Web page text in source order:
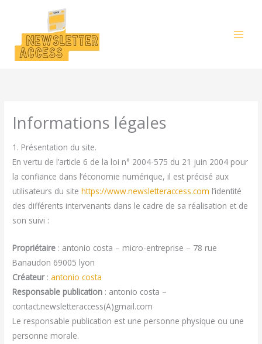
contenu
Informations légales
1. Présentation du site.
En vertu de l’article 6 de la loi n° 2004-575 du 21 juin 2004 pour
la confiance dans l’économie numérique, il est précisé aux
utilisateurs du sitehttps://www.newsletteraccess.com l’identité
des différents intervenants dans le cadre de sa réalisation et de
son suivi :
Propriétaire : antonio costa – micro-entreprise – 78 rue
Banaudon 69005 lyon
Créateur:antonio costa
Responsable publication : antonio costa –
contact.newsletteraccess(A)gmail.com
Le responsable publication est une personne physique ou une
personne morale.